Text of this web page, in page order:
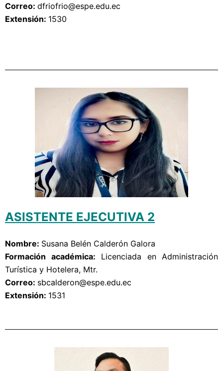
Correo: dfriofrio@espe.edu.ec
Extensión: 1530
ASISTENTE EJECUTIVA 2
Nombre: Susana Belén Calderón Galora
Formación académica: Licenciada en Administración
Turística y Hotelera, Mtr.
Correo: sbcalderon@espe.edu.ec
Extensión: 1531